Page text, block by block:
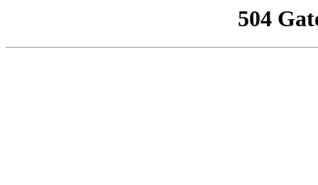
504